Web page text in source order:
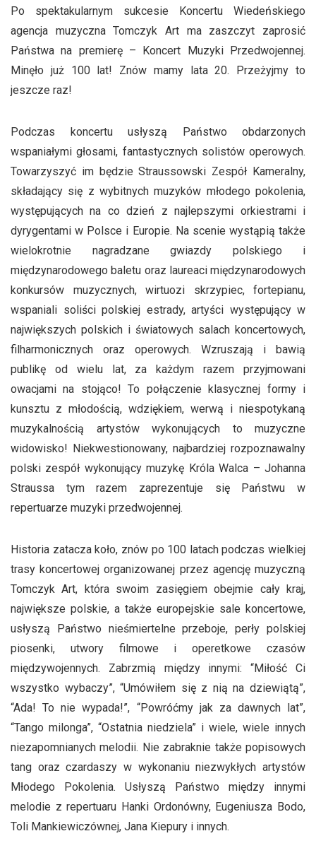
Po spektakularnym sukcesie Koncertu Wiedeńskiego
agencja muzyczna Tomczyk Art ma zaszczyt zaprosić
Państwa na premierę – Koncert Muzyki Przedwojennej.
Minęło już 100 lat! Znów mamy lata 20. Przeżyjmy to
jeszcze raz!
Podczas koncertu usłyszą Państwo obdarzonych
wspaniałymi głosami, fantastycznych solistów operowych.
Towarzyszyć im będzie Straussowski Zespół Kameralny,
składający się z wybitnych muzyków młodego pokolenia,
występujących na co dzień z najlepszymi orkiestrami i
dyrygentami w Polsce i Europie. Na scenie wystąpią także
wielokrotnie nagradzane gwiazdy polskiego i
międzynarodowego baletu oraz laureaci międzynarodowych
konkursów muzycznych, wirtuozi skrzypiec, fortepianu,
wspaniali soliści polskiej estrady, artyści występujący w
największych polskich i światowych salach koncertowych,
filharmonicznych oraz operowych. Wzruszają i bawią
publikę od wielu lat, za każdym razem przyjmowani
owacjami na stojąco! To połączenie klasycznej formy i
kunsztu z młodością, wdziękiem, werwą i niespotykaną
muzykalnością artystów wykonujących to muzyczne
widowisko! Niekwestionowany, najbardziej rozpoznawalny
polski zespół wykonujący muzykę Króla Walca – Johanna
Straussa tym razem zaprezentuje się Państwu w
repertuarze muzyki przedwojennej.
Historia zatacza koło, znów po 100 latach podczas wielkiej
trasy koncertowej organizowanej przez agencję muzyczną
Tomczyk Art, która swoim zasięgiem obejmie cały kraj,
największe polskie, a także europejskie sale koncertowe,
usłyszą Państwo nieśmiertelne przeboje, perły polskiej
piosenki, utwory filmowe i operetkowe czasów
międzywojennych. Zabrzmią między innymi: “Miłość Ci
wszystko wybaczy”, “Umówiłem się z nią na dziewiątą”,
“Ada! To nie wypada!”, “Powróćmy jak za dawnych lat”,
“Tango milonga”, “Ostatnia niedziela” i wiele, wiele innych
niezapomnianych melodii. Nie zabraknie także popisowych
tang oraz czardaszy w wykonaniu niezwykłych artystów
Młodego Pokolenia. Usłyszą Państwo między innymi
melodie z repertuaru Hanki Ordonówny, Eugeniusza Bodo,
Toli Mankiewiczównej, Jana Kiepury i innych.